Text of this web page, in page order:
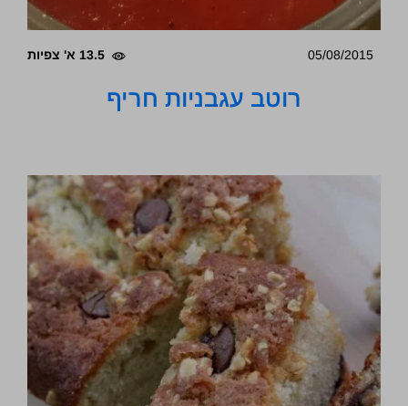
05/08/2015 13.5 א' צפיות
רוטב עגבניות חריף